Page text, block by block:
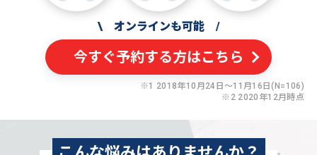
\ オンラインも可能 /
今すぐ予約する方はこちら
※1 2018年10月24日〜11月16日(N=106)
※2 2020年12月時点